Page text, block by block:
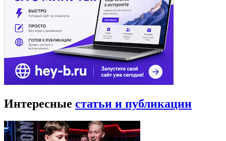
Интересные статьи и публикации